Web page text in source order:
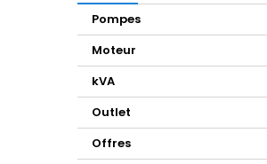
Pompes
Moteur
kVA
Outlet
Offres